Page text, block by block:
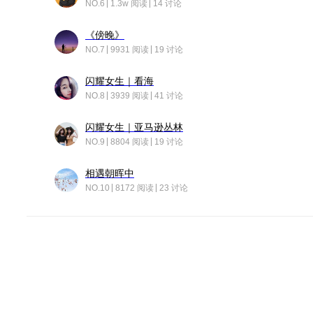
NO.6 1.3w 阅读 14 讨论
《傍晚》
NO.7 9931 阅读 19 讨论
闪耀女生｜看海
NO.8 3939 阅读 41 讨论
闪耀女生｜亚马逊丛林
NO.9 8804 阅读 19 讨论
相遇朝晖中
NO.10 8172 阅读 23 讨论